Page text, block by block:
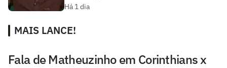
Há 1 dia
MAIS LANCE!
Fala de Matheuzinho em Corinthians x